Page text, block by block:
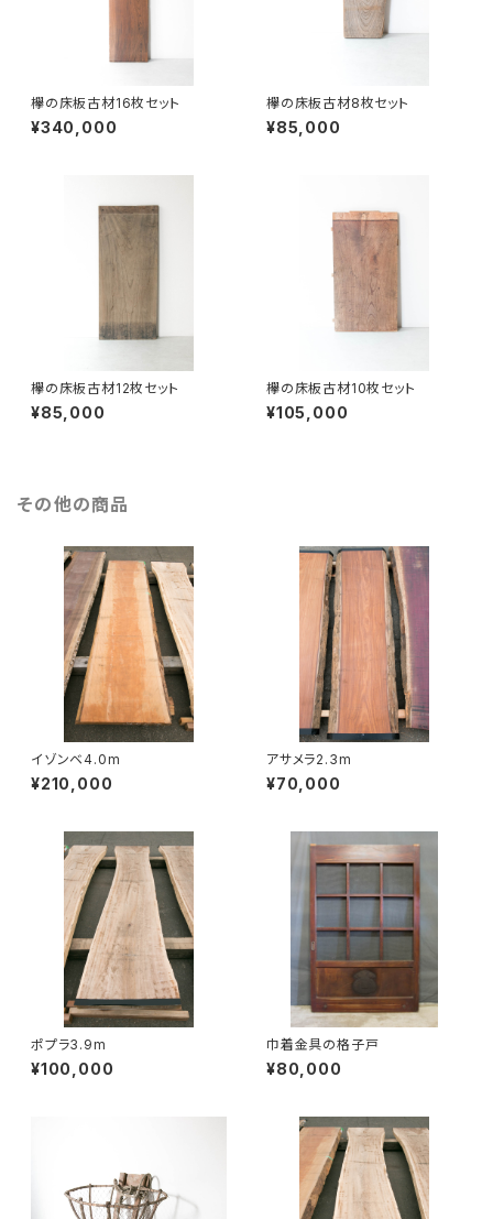
欅の床板古材16枚セット
¥340,000
欅の床板古材8枚セット
¥85,000
欅の床板古材12枚セット
¥85,000
欅の床板古材10枚セット
¥105,000
その他の商品
イゾンベ4.0m
¥210,000
アサメラ2.3m
¥70,000
ポプラ3.9m
¥100,000
巾着金具の格子戸
¥80,000